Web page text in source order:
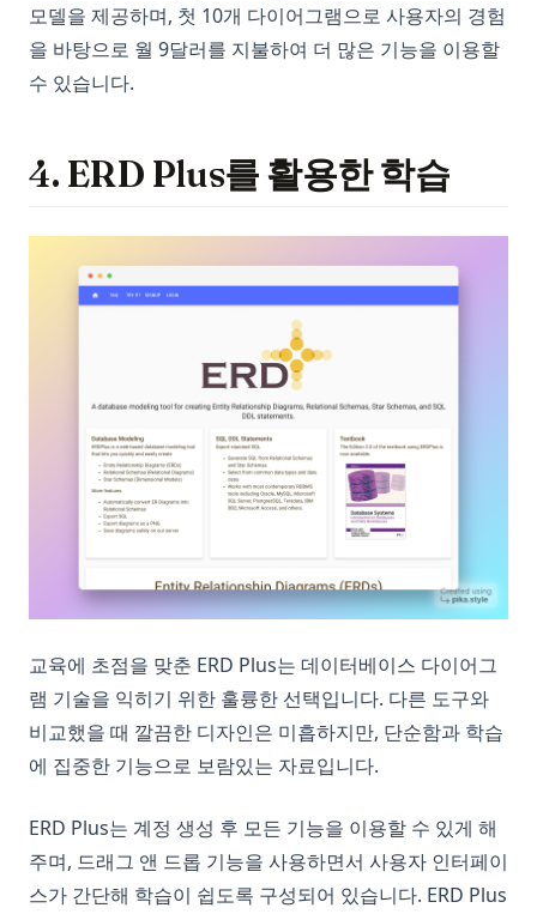
모델을 제공하며, 첫 10개 다이어그램으로 사용자의 경험
을 바탕으로 월 9달러를 지불하여 더 많은 기능을 이용할
수 있습니다.
4. ERD Plus를 활용한 학습
교육에 초점을 맞춘 ERD Plus는 데이터베이스 다이어그
램 기술을 익히기 위한 훌륭한 선택입니다. 다른 도구와
비교했을 때 깔끔한 디자인은 미흡하지만, 단순함과 학습
에 집중한 기능으로 보람있는 자료입니다.
ERD Plus는 계정 생성 후 모든 기능을 이용할 수 있게 해
주며, 드래그 앤 드롭 기능을 사용하면서 사용자 인터페이
스가 간단해 학습이 쉽도록 구성되어 있습니다. ERD Plus